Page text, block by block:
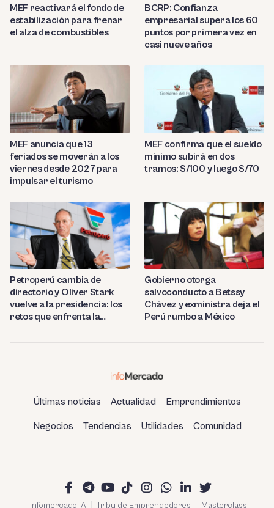
MEF reactivará el fondo de
estabilización para frenar
el alza de combustibles
BCRP: Confianza
empresarial supera los 60
puntos por primera vez en
casi nueve años
MEF anuncia que 13
feriados se moverán a los
viernes desde 2027 para
impulsar el turismo
MEF confirma que el sueldo
mínimo subirá en dos
tramos: S/100 y luego S/70
Petroperú cambia de
directorio y Oliver Stark
vuelve a la presidencia: los
retos que enfrenta la
Gobierno otorga
salvoconducto a Betssy
Chávez y exministra deja el
Perú rumbo a México
Últimas noticias Actualidad Emprendimientos
Negocios Tendencias Utilidades Comunidad
Infomercado IA Tribu de Emprendedores Masterclass